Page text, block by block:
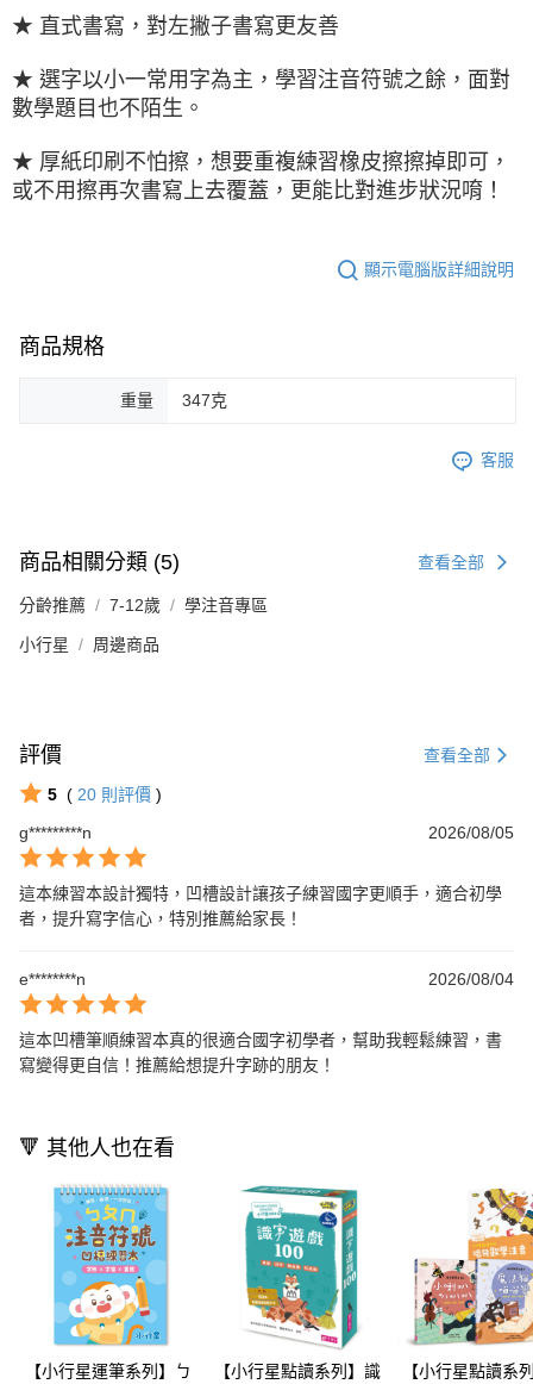
★ 直式書寫，對左撇子書寫更友善
★ 選字以小一常用字為主，學習注音符號之餘，面對
數學題目也不陌生。
★ 厚紙印刷不怕擦，想要重複練習橡皮擦擦掉即可，
或不用擦再次書寫上去覆蓋，更能比對進步狀況唷！
顯示電腦版詳細說明
商品規格
重量 347克
客服
商品相關分類 (5) 查看全部
分齡推薦 7-12歲 學注音專區
小行星 周邊商品
評價 查看全部
5 ( 20 則評價 )
g*********n
2026/08/05
這本練習本設計獨特，凹槽設計讓孩子練習國字更順手，適合初學
者，提升寫字信心，特別推薦給家長！
e********n 2026/08/04
這本凹槽筆順練習本真的很適合國字初學者，幫助我輕鬆練習，書
寫變得更自信！推薦給想提升字跡的朋友！
🔻 其他人也在看
【小行星運筆系列】ㄅ 【小行星點讀系列】識 【小行星點讀系